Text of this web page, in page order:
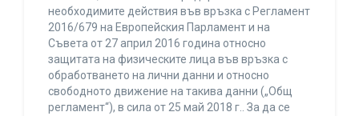
необходимите действия във връзка с Регламент
2016/679 на Европейския Парламент и на
Съвета от 27 април 2016 година относно
защитата на физическите лица във връзка с
обработването на лични данни и относно
свободното движение на такива данни („Общ
регламент“), в сила от 25 май 2018 г.. За да се